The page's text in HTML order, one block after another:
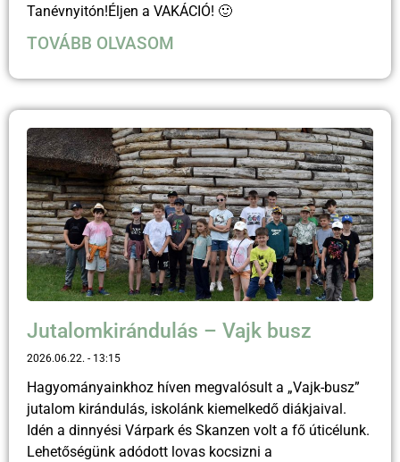
Tanévnyitón!Éljen a VAKÁCIÓ! 🙂
TOVÁBB OLVASOM
Jutalomkirándulás – Vajk busz
2026.06.22. 13:15
Hagyományainkhoz híven megvalósult a „Vajk-busz”
jutalom kirándulás, iskolánk kiemelkedő diákjaival.
Idén a dinnyési Várpark és Skanzen volt a fő úticélunk.
Lehetőségünk adódott lovas kocsizni a